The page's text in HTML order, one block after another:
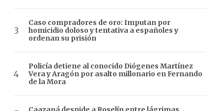
Caso compradores de oro: Imputan por
homicidio doloso y tentativa a españoles y
ordenan su prisión
Policía detiene al conocido Diógenes Martínez
Vera y Aragón por asalto millonario en Fernando
de la Mora